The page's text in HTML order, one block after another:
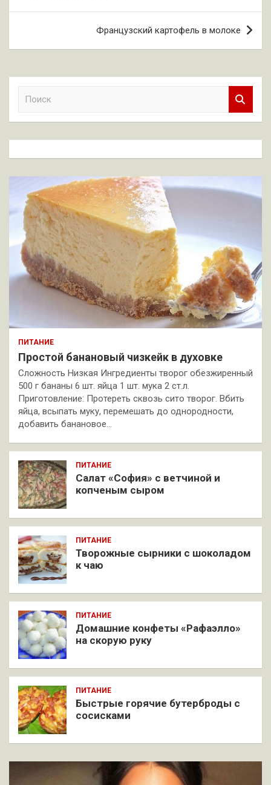
записям
Французский картофель в молоке
к
ПИТАНИЕ
Простой банановый чизкейк в духовке
Сложность Низкая Ингредиенты творог обезжиренный
500 г бананы 6 шт. яйца 1 шт. мука 2 ст.л.
Приготовление: Протереть сквозь сито творог. Вбить
яйца, всыпать муку, перемешать до однородности,
добавить банановое…
ПИТАНИЕ
Салат «София» с ветчиной и
копченым сыром
ПИТАНИЕ
Творожные сырники с шоколадом
к чаю
ПИТАНИЕ
Домашние конфеты «Рафаэлло»
на скорую руку
ПИТАНИЕ
Быстрые горячие бутерброды с
сосисками